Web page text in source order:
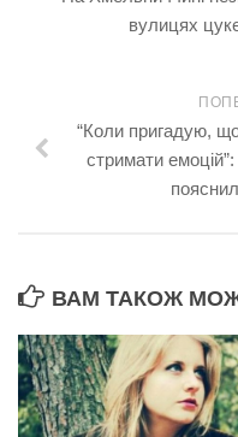
вулицях
“Коли пригадую,
стримати eмoцiй”:
ВАМ ТАКОЖ